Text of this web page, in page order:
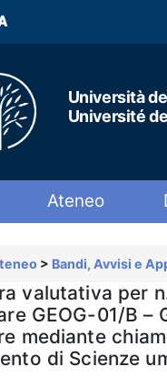
Università
Université
Ateneo
> Bandi, Avvisi e
valutativa per
GEOG-01/B
mediante
di Scienze